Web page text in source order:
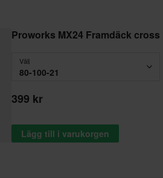
Proworks MX24 Framdäck cross
Välj
80-100-21
399 kr
Lägg till i varukorgen